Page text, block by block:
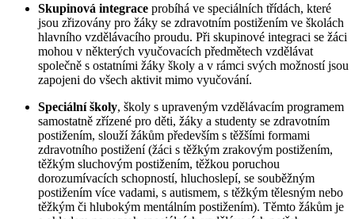
Skupinová integrace probíhá ve speciálních třídách, které
jsou zřizovány pro žáky se zdravotním postižením ve školách
hlavního vzdělávacího proudu. Při skupinové integraci se žáci
mohou v některých vyučovacích předmětech vzdělávat
společně s ostatními žáky školy a v rámci svých možností jsou
zapojeni do všech aktivit mimo vyučování.
Speciální školy, školy s upraveným vzdělávacím programem
samostatně zřízené pro děti, žáky a studenty se zdravotním
postižením, slouží žákům především s těžšími formami
zdravotního postižení (žáci s těžkým zrakovým postižením,
těžkým sluchovým postižením, těžkou poruchou
dorozumívacích schopností, hluchoslepí, se souběžným
postižením více vadami, s autismem, s těžkým tělesným nebo
těžkým či hlubokým mentálním postižením). Těmto žákům je